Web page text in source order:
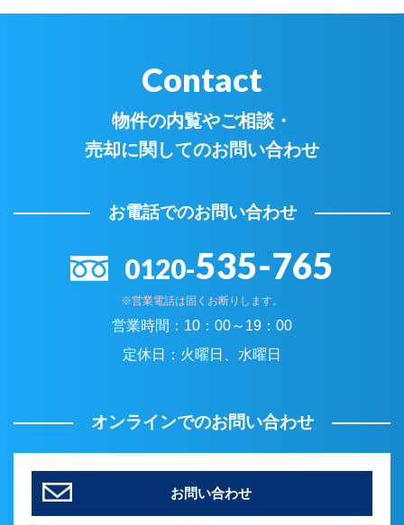
Contact
物件の内覧やご相談・
売却に関してのお問い合わせ
お電話でのお問い合わせ
0120-535-765
※営業電話は固くお断りします。
営業時間： 10：00～19：00
定休日： 火曜日、水曜日
オンラインでのお問い合わせ
お問い合わせ